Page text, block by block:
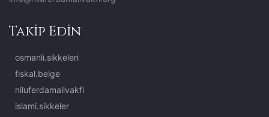
Takip Edin
osmanli.sikkeleri
fiskal.belge
niluferdamalivakfi
islami.sikkeler